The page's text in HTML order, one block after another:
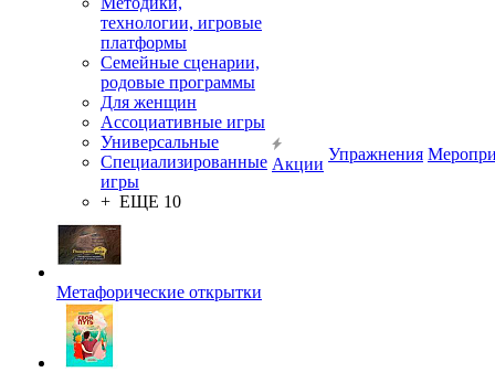
технологии, игровые
платформы
Семейные сценарии,
родовые программы
Для женщин
Ассоциативные игры
Универсальные
Специализированные
игры
+ ЕЩЕ 10
Метафорические открытки
Акции
Упражнения